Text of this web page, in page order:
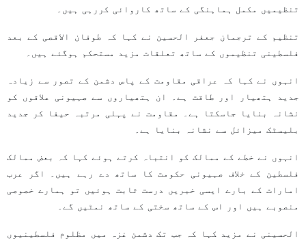
تنظیمیں مکمل ہماہنگی کے ساتھ کاروائی کررہی ہیں۔
تنظیم کے ترجمان جعفر الحسین نے کہا کہ طوفان الاقصی کے بعد
فلسطینی تنظیموں کے ساتھ تعلقات مزید مستحکم ہوگئے ہیں۔
انہوں نے کہا کہ عراقی مقاومت کے پاس دشمن کے تصور سے زیادہ
جدید ہتھیار اور طاقت ہے۔ ان ہتھیاروں سے صہیونی علاقوں کو
نشانہ بنایا جاسکتا ہے۔ مقاومت نے پہلی مرتبہ حیفا کر جدید
بلیسٹک میزائل سے نشانہ بنایا ہے۔
انہوں نے خطے کے ممالک کو انتباہ کرتے ہوئے کہا کہ بعض ممالک
فلسطین کے خلاف صہیونی حکومت کا ساتھ دے رہے ہیں۔ اگر عرب
امارات کے بارے ایسی خبریں درست ثابت ہوئیں تو ہمارے خصوصی
منصوبے ہیں اور اس کے ساتھ سختی کے ساتھ نمٹیں گے۔
الحسینی نے مزید کہا کہ جب تک دشمن غزہ میں مظلوم فلسطینیوں